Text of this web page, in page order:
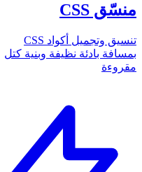
منسّق CSS
تنسيق وتجميل أكواد CSS
بمسافة بادئة نظيفة وبنية كتل
مقروءة